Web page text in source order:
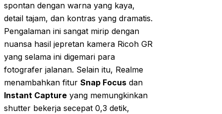
spontan dengan warna yang kaya,
detail tajam, dan kontras yang dramatis.
Pengalaman ini sangat mirip dengan
nuansa hasil jepretan kamera Ricoh GR
yang selama ini digemari para
fotografer jalanan. Selain itu, Realme
menambahkan fitur Snap Focus dan
Instant Capture yang memungkinkan
shutter bekerja secepat 0,3 detik,